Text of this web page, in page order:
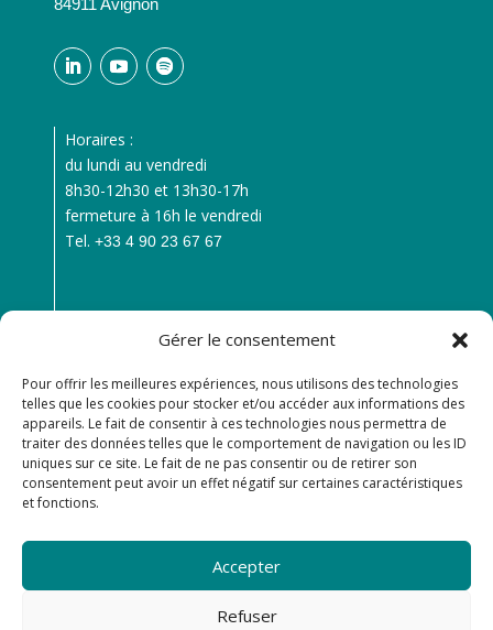
Gérer le consentement
Pour offrir les meilleures expériences, nous utilisons des technologies
telles que les cookies pour stocker et/ou accéder aux informations des
appareils. Le fait de consentir à ces technologies nous permettra de
traiter des données telles que le comportement de navigation ou les ID
uniques sur ce site. Le fait de ne pas consentir ou de retirer son
consentement peut avoir un effet négatif sur certaines caractéristiques
et fonctions.
Accepter
Refuser
84911 Avignon
Horaires :
du lundi au vendredi
8h30-12h30 et 13h30-17h
fermeture à 16h le vendredi
Tel. +33 4 90 23 67 67
NOUS CONTACTER
SE RENDRE À CRÉATIVA